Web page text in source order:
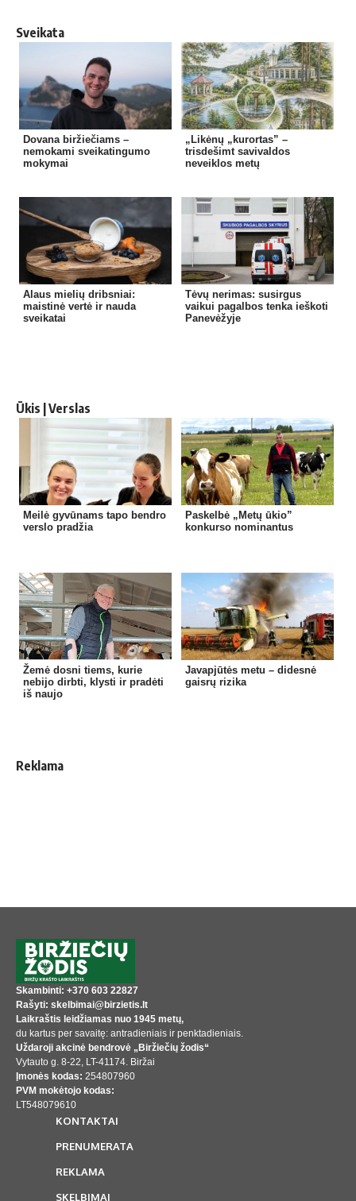
Sveikata
Dovana biržiečiams –
nemokami sveikatingumo
mokymai
„Likėnų „kurortas” –
trisdešimt savivaldos
neveiklos metų
Alaus mielių dribsniai:
maistinė vertė ir nauda
sveikatai
Tėvų nerimas: susirgus
vaikui pagalbos tenka ieškoti
Panevėžyje
Ūkis | Verslas
Meilė gyvūnams tapo bendro
verslo pradžia
Paskelbė „Metų ūkio”
konkurso nominantus
Žemė dosni tiems, kurie
nebijo dirbti, klysti ir pradėti
iš naujo
Javapjūtės metu – didesnė
gaisrų rizika
Reklama
Skambinti: +370 603 22827
Rašyti: skelbimai@birzietis.lt
Laikraštis leidžiamas nuo 1945 metų,
du kartus per savaitę: antradieniais ir penktadieniais.
Uždaroji akcinė bendrovė „Biržiečių žodis“
Vytauto g. 8-22, LT-41174. Biržai
Įmonės kodas: 254807960
PVM mokėtojo kodas:
LT548079610
KONTAKTAI
PRENUMERATA
REKLAMA
SKELBIMAI